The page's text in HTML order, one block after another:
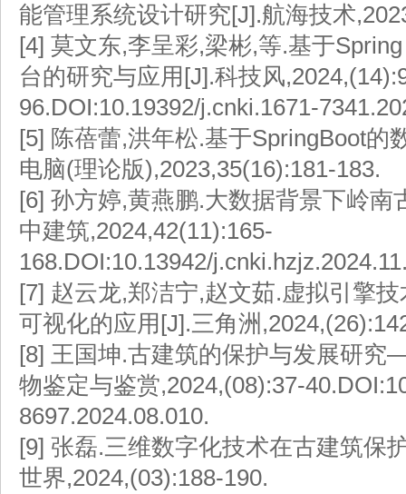
能管理系统设计研究[J].航海技术
[4] 莫文东,李呈彩,梁彬,等.基于
台的研究与应用[J].科技风
96.DOI:10.19392/j.cnki.1671-
[5] 陈蓓蕾,洪年松.基于SpringBoot的
电脑(理论版),2023,35(16):181-183.
[6] 孙方婷,黄燕鹏.大数据背景下岭南
中建筑,2024,42(11):165-
168.DOI:10.13942/
[7] 赵云龙,郑洁宁,赵文茹.虚拟引擎
可视化的应用[J].三角洲
[8] 王国坤.古建筑的保护与发展研
物鉴定与鉴赏,2024,(08):37-
8697.2024.08.010.
[9] 张磊.三维数字化技术在古建筑保
世界,2024,(03):188-190.